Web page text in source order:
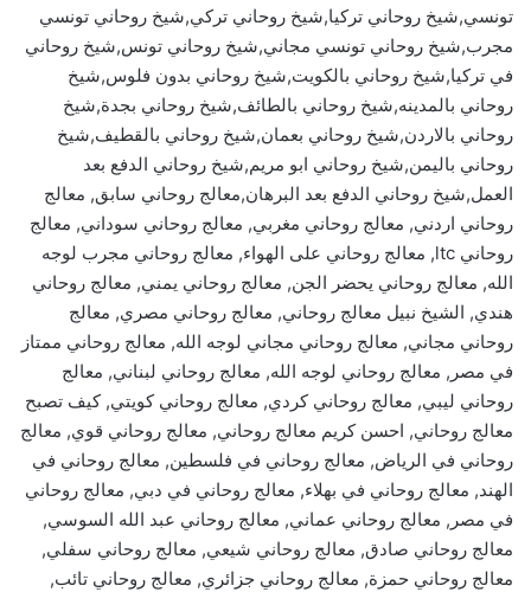
تونسي,شيخ روحاني تركيا,شيخ روحاني تركي,شيخ روحاني تونسي
مجرب,شيخ روحاني تونسي مجاني,شيخ روحاني تونس,شيخ روحاني
في تركيا,شيخ روحاني بالكويت,شيخ روحاني بدون فلوس,شيخ
روحاني بالمدينه,شيخ روحاني بالطائف,شيخ روحاني بجدة,شيخ
روحاني بالاردن,شيخ روحاني بعمان,شيخ روحاني بالقطيف,شيخ
روحاني باليمن,شيخ روحاني ابو مريم,شيخ روحاني الدفع بعد
العمل,شيخ روحاني الدفع بعد البرهان,معالج روحاني سابق, معالج
روحاني اردني, معالج روحاني مغربي, معالج روحاني سوداني, معالج
روحاني ltc, معالج روحاني على الهواء, معالج روحاني مجرب لوجه
الله, معالج روحاني يحضر الجن, معالج روحاني يمني, معالج روحاني
هندي, الشيخ نبيل معالج روحاني, معالج روحاني مصري, معالج
روحاني مجاني, معالج روحاني مجاني لوجه الله, معالج روحاني ممتاز
في مصر, معالج روحاني لوجه الله, معالج روحاني لبناني, معالج
روحاني ليبي, معالج روحاني كردي, معالج روحاني كويتي, كيف تصبح
معالج روحاني, احسن كريم معالج روحاني, معالج روحاني قوي, معالج
روحاني في الرياض, معالج روحاني في فلسطين, معالج روحاني في
الهند, معالج روحاني في بهلاء, معالج روحاني في دبي, معالج روحاني
في مصر, معالج روحاني عماني, معالج روحاني عبد الله السوسي,
معالج روحاني صادق, معالج روحاني شيعي, معالج روحاني سفلي,
معالج روحاني حمزة, معالج روحاني جزائري, معالج روحاني تائب,